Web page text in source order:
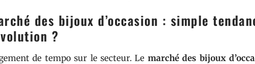
des bijoux d’occasion : simple
?
de tempo sur le secteur. Le marché des bijoux